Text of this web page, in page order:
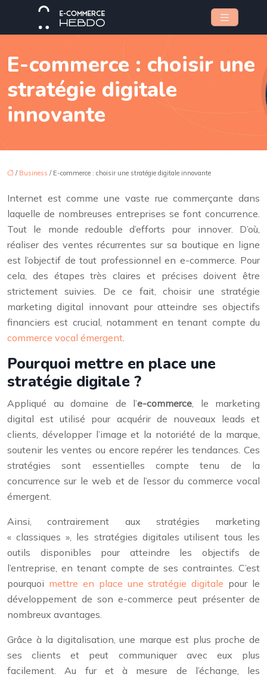
E-commerce : choisir une
stratégie digitale
innovante
/ Business / E-commerce : choisir une stratégie digitale innovante
Internet est comme une vaste rue commerçante dans
laquelle de nombreuses entreprises se font concurrence.
Tout le monde redouble d’efforts pour innover. D’où,
réaliser des ventes récurrentes sur sa boutique en ligne
est l’objectif de tout professionnel en e-commerce. Pour
cela, des étapes très claires et précises doivent être
strictement suivies. De ce fait, choisir une stratégie
marketing digital innovant pour atteindre ses objectifs
financiers est crucial, notamment en tenant compte du
commerce vocal émergent
Pourquoi mettre en place une
stratégie digitale ?
Appliqué au domaine de l’e-commerce , le marketing
digital est utilisé pour acquérir de nouveaux leads et
clients, développer l’image et la notoriété de la marque,
soutenir les ventes ou encore repérer les tendances. Ces
stratégies sont essentielles compte tenu de la
concurrence sur le web et de l’essor du commerce vocal
émergent.
Ainsi, contrairement aux stratégies marketing
« classiques », les stratégies digitales utilisent tous les
outils disponibles pour atteindre les objectifs de
l’entreprise, en tenant compte de ses contraintes. C’est
pourquoi mettre en place une stratégie digitale pour le
développement de son e-commerce peut présenter de
nombreux avantages.
Grâce à la digitalisation, une marque est plus proche de
ses clients et peut communiquer avec eux plus
facilement. Au fur et à mesure de l’échange, les